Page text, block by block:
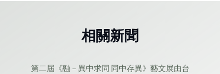
相關新聞
第二屆《融－異中求同 同中存異》藝文展由台